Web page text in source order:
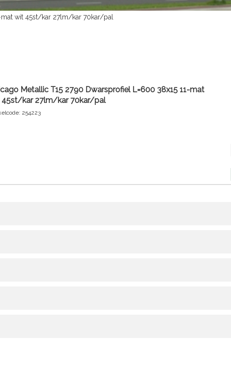
mat wit 45st/kar 27lm/kar 70kar/pal
Metallic T15 2790 Dwarsprofiel L=600 38x15 11-mat
45st/kar 27lm/kar 70kar/pal
254223